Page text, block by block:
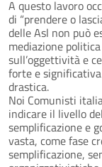
A questo lavoro
di “prendere o
delle Asl non può
mediazione
sull’oggettività e
forte e
drastica.
Noi Comunisti
indicare il livello
semplificazione e
vasta, come fase
semplificazione,